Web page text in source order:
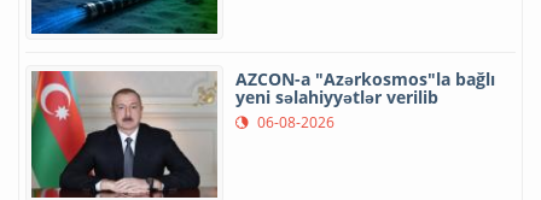
AZCON-a "Azərkosmos"la bağlı
yeni səlahiyyətlər verilib
06-08-2026